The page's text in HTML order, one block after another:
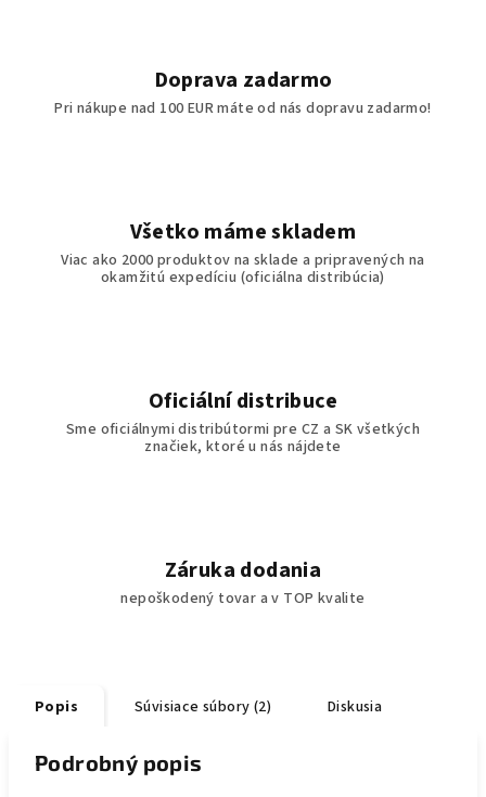
Doprava zadarmo
Pri nákupe nad 100 EUR máte od nás dopravu zadarmo!
Všetko máme skladem
Viac ako 2000 produktov na sklade a pripravených na
okamžitú expedíciu (oficiálna distribúcia)
Oficiální distribuce
Sme oficiálnymi distribútormi pre CZ a SK všetkých
značiek, ktoré u nás nájdete
Záruka dodania
nepoškodený tovar a v TOP kvalite
Popis Súvisiace súbory (2) Diskusia
Podrobný popis